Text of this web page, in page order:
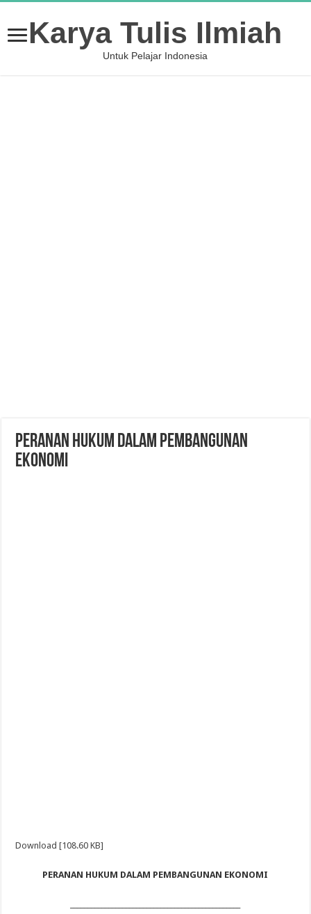
Karya Tulis Ilmiah
Untuk Pelajar Indonesia
Peranan Hukum Dalam Pembangunan
Ekonomi
Download [108.60 KB]
PERANAN HUKUM DALAM PEMBANGUNAN EKONOMI